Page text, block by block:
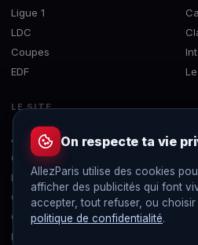
Ligue 1
LDC
Coupes
EDF
LE SITE
À propos
Contact
Mentions légales
Confidentialité
Gérer les cookies
Flux RSS
On respecte ta vie
AllezParis utilise des cookies
afficher des publicités qui font
accepter, tout refuser, ou
politique de confidentialité.